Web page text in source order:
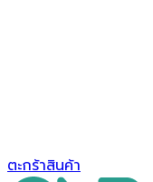
ตะกร้าสินค้า